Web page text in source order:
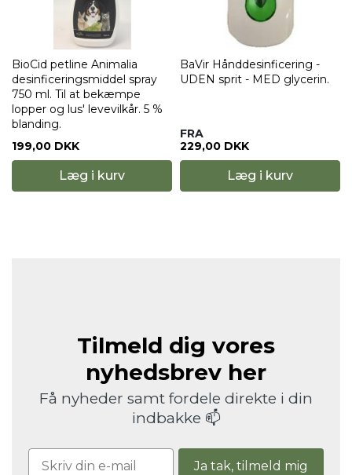
BioCid petline Animalia
desinficeringsmiddel spray
750 ml. Til at bekæmpe
lopper og lus' levevilkår. 5 %
blanding.
199,00 DKK
Læg i kurv
BaVir Hånddesinficering -
UDEN sprit - MED glycerin.
FRA
229,00 DKK
Læg i kurv
Tilmeld dig vores
nyhedsbrev her
Få nyheder samt fordele direkte i din
indbakke 📫
Ja tak, tilmeld mig